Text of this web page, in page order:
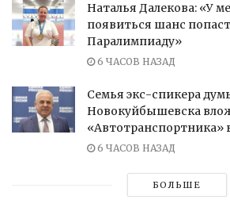
Наталья Далекова: «У
появиться шанс
Паралимпиаду»
6 ЧАСОВ НАЗАД
Семья экс-спикера
Новокуйбышевска
«Автотранспортника»
6 ЧАСОВ НАЗАД
БОЛЬШЕ